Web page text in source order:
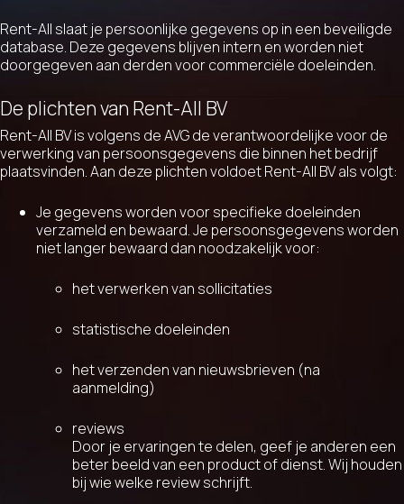
Rent-All slaat je persoonlijke gegevens op in een beveiligde
database. Deze gegevens blijven intern en worden niet
doorgegeven aan derden voor commerciële doeleinden.
De plichten van Rent-All BV
Rent-All BV is volgens de AVG de verantwoordelijke voor de
verwerking van persoonsgegevens die binnen het bedrijf
plaatsvinden. Aan deze plichten voldoet Rent-All BV als volgt:
Je gegevens worden voor specifieke doeleinden
verzameld en bewaard. Je persoonsgegevens worden
niet langer bewaard dan noodzakelijk voor:
het verwerken van sollicitaties
statistische doeleinden
het verzenden van nieuwsbrieven (na
aanmelding)
reviews
Door je ervaringen te delen, geef je anderen een
beter beeld van een product of dienst. Wij houden
bij wie welke review schrijft.